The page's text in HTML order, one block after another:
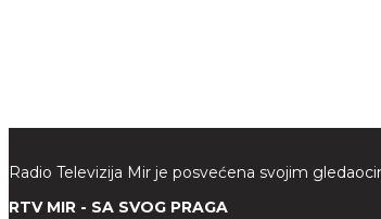
Radio Televizija Mir je posvećena svojim
RTV MIR - SA SVOG PRAGA